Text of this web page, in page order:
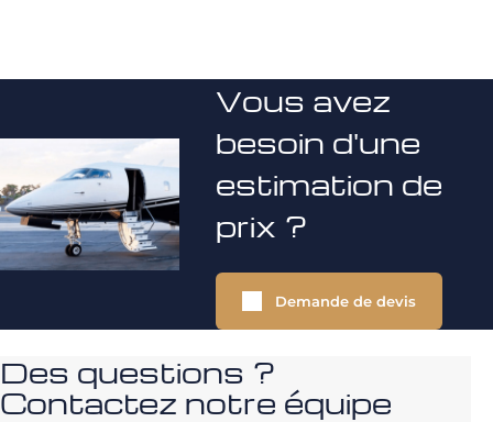
Vous avez
besoin d'une
estimation de
prix ?
Demande de devis
Des questions ?
Contactez notre équipe